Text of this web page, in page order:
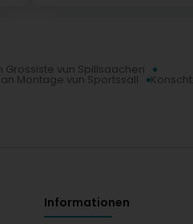
Grossiste vun Spillsaachen
Montage vun Sportssall
Informationen